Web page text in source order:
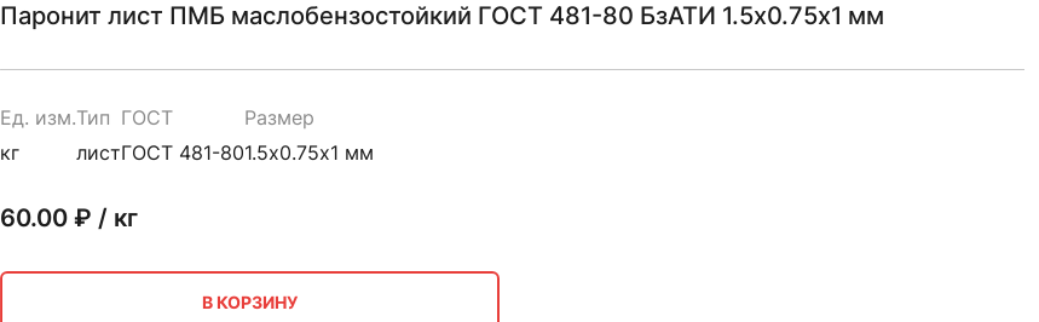
Паронит лист ПМБ маслобензостойкий ГОСТ 481-80 БзАТИ 1.5х0.75х1 мм
Ед. изм.
кг
Тип
лист
ГОСТ
ГОСТ 481-80
Размер
1.5х0.75х1 мм
60.00₽ / кг
В КОРЗИНУ